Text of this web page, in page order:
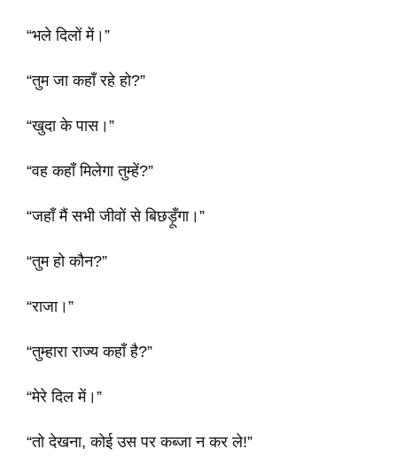
“भले दिलों में।”
“तुम जा कहाँ रहे हो?”
“खुदा के पास।”
“वह कहाँ मिलेगा तुम्हें?”
“जहाँ मैं सभी जीवों से बिछड़ूँगा।”
“तुम हो कौन?”
“राजा।”
“तुम्हारा राज्य कहाँ है?”
“मेरे दिल में।”
“तो देखना, कोई उस पर कब्जा न कर ले!”